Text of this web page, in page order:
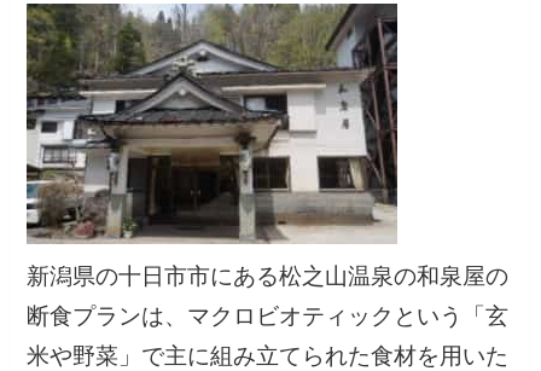
新潟県の十日市市にある松之山温泉の和泉屋の
断食プランは、マクロビオティックという「玄
米や野菜」で主に組み立てられた食材を用いた